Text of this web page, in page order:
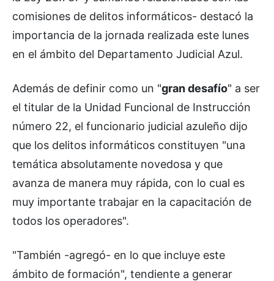
comisiones de delitos informáticos- destacó la
importancia de la jornada realizada este lunes
en el ámbito del Departamento Judicial Azul.
Además de definir como un "gran desafío" a ser
el titular de la Unidad Funcional de Instrucción
número 22, el funcionario judicial azuleño dijo
que los delitos informáticos constituyen "una
temática absolutamente novedosa y que
avanza de manera muy rápida, con lo cual es
muy importante trabajar en la capacitación de
todos los operadores".
"También -agregó- en lo que incluye este
ámbito de formación", tendiente a generar